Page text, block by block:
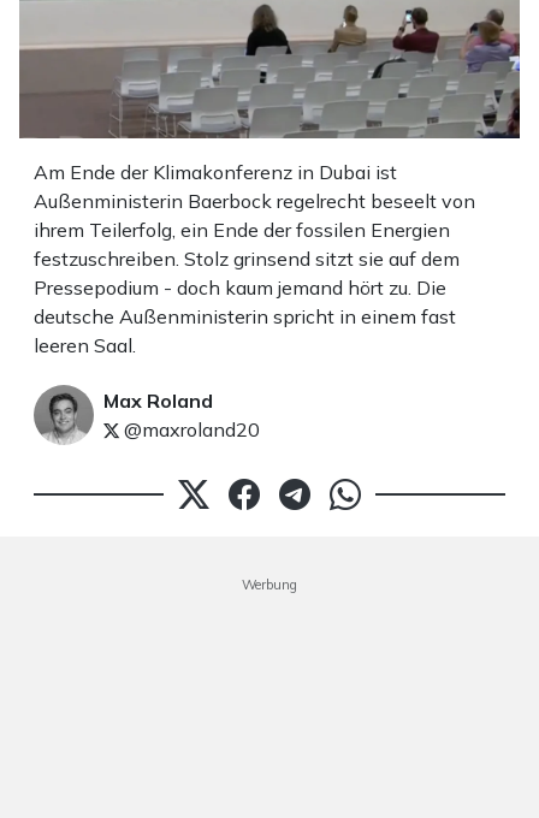
Am Ende der Klimakonferenz in Dubai ist
Außenministerin Baerbock regelrecht beseelt von
ihrem Teilerfolg, ein Ende der fossilen Energien
festzuschreiben. Stolz grinsend sitzt sie auf dem
Pressepodium - doch kaum jemand hört zu. Die
deutsche Außenministerin spricht in einem fast
leeren Saal.
Max Roland
@maxroland20
Werbung